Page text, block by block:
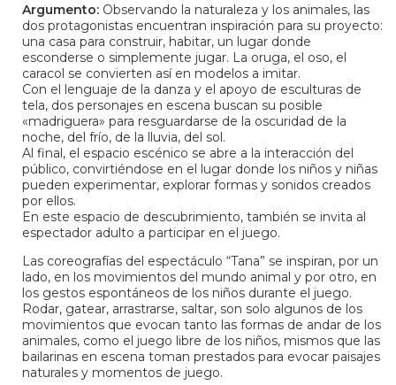
Argumento: Observando la naturaleza y los animales, las
dos protagonistas encuentran inspiración para su proyecto:
una casa para construir, habitar, un lugar donde
esconderse o simplemente jugar. La oruga, el oso, el
caracol se convierten así en modelos a imitar.
Con el lenguaje de la danza y el apoyo de esculturas de
tela, dos personajes en escena buscan su posible
«madriguera» para resguardarse de la oscuridad de la
noche, del frío, de la lluvia, del sol.
Al final, el espacio escénico se abre a la interacción del
público, convirtiéndose en el lugar donde los niños y niñas
pueden experimentar, explorar formas y sonidos creados
por ellos.
En este espacio de descubrimiento, también se invita al
espectador adulto a participar en el juego.
Las coreografías del espectáculo “Tana” se inspiran, por un
lado, en los movimientos del mundo animal y por otro, en
los gestos espontáneos de los niños durante el juego.
Rodar, gatear, arrastrarse, saltar, son solo algunos de los
movimientos que evocan tanto las formas de andar de los
animales, como el juego libre de los niños, mismos que las
bailarinas en escena toman prestados para evocar paisajes
naturales y momentos de juego.